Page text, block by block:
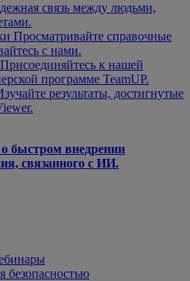
связь между людьми,
Просматривайте справочные
с нами.
Присоединяйтесь к нашей
программе TeamUP.
результаты, достигнутые
быстром внедрении
связанного с ИИ.
безопасностью